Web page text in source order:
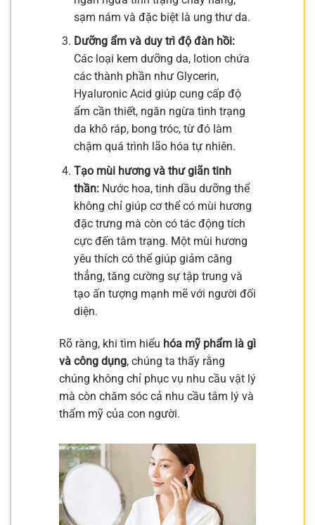
sạm nám và đặc biệt là ung thư da.
Dưỡng ẩm và duy trì độ đàn hồi:
Các loại kem dưỡng da, lotion chứa
các thành phần như Glycerin,
Hyaluronic Acid giúp cung cấp độ
ẩm cần thiết, ngăn ngừa tình trạng
da khô ráp, bong tróc, từ đó làm
chậm quá trình lão hóa tự nhiên.
Tạo mùi hương và thư giãn tinh
thần:Nước hoa, tinh dầu dưỡng thể
không chỉ giúp cơ thể có mùi hương
đặc trưng mà còn có tác động tích
cực đến tâm trạng. Một mùi hương
yêu thích có thể giúp giảm căng
thẳng, tăng cường sự tập trung và
tạo ấn tượng mạnh mẽ với người đối
diện.
Rõ ràng, khi tìm hiểu hóa mỹ phẩm là gì
và công dụng, chúng ta thấy rằng
chúng không chỉ phục vụ nhu cầu vật lý
mà còn chăm sóc cả nhu cầu tâm lý và
thẩm mỹ của con người.